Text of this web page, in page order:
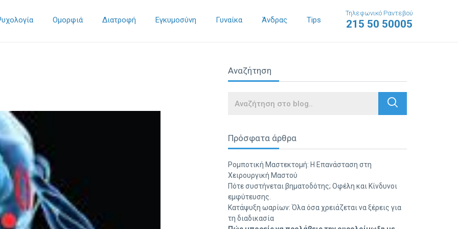
Ομορφιά Διατροφή Εγκυμοσύνη Γυναίκα Άνδρας Tips
Τηλεφωνικό Ραντεβού
215 50 50005
Αναζήτηση
Search
Πρόσφατα άρθρα
Ρομποτική Μαστεκτομή: Η Επανάσταση στη
Χειρουργική Μαστού
Πότε συστήνεται βηματοδότης; Οφέλη και Κίνδυνοι
εμφύτευσης.
Κατάψυξη ωαρίων: Όλα όσα χρειάζεται να ξέρεις για
τη διαδικασία